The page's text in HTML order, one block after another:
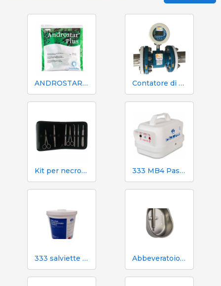
ANDROSTAR PLUS 47 g / 100 L - Prolungatore di sperma a lunga durata Contatore di volume e azoto Mecaniques Segalés DN150
Kit per necroscopia e dissezione 333 - 7 strumenti 333 MB4 Pastore elettrico a batteria per cani e cavalli
333 salviette umidificate per scrofe durante l'inseminazione Abbeveratoio Aco Funki per scrofe di grossa taglia Multi-Drinker MAXI